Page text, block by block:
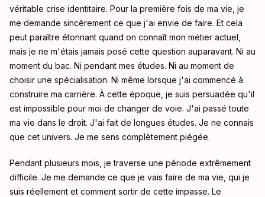
véritable crise identitaire. Pour la première fois de ma vie, je
me demande sincèrement ce que j'ai envie de faire. Et cela
peut paraître étonnant quand on connaît mon métier actuel,
mais je ne m'étais jamais posé cette question auparavant. Ni au
moment du bac. Ni pendant mes études. Ni au moment de
choisir une spécialisation. Ni même lorsque j'ai commencé à
construire ma carrière. À cette époque, je suis persuadée qu'il
est impossible pour moi de changer de voie. J'ai passé toute
ma vie dans le droit. J'ai fait de longues études. Je ne connais
que cet univers. Je me sens complètement piégée.
Pendant plusieurs mois, je traverse une période extrêmement
difficile. Je me demande ce que je vais faire de ma vie, qui je
suis réellement et comment sortir de cette impasse. Le